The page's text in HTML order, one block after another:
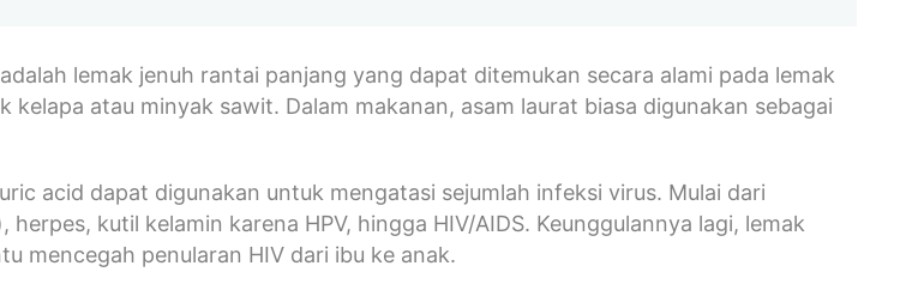
lemak jenuh rantai panjang yang dapat ditemukan secara alami pada lemak
kelapa atau minyak sawit. Dalam makanan, asam laurat biasa digunakan sebagai
acid dapat digunakan untuk mengatasi sejumlah infeksi virus. Mulai dari
herpes, kutil kelamin karena HPV, hingga HIV/AIDS. Keunggulannya lagi, lemak
mencegah penularan HIV dari ibu ke anak.